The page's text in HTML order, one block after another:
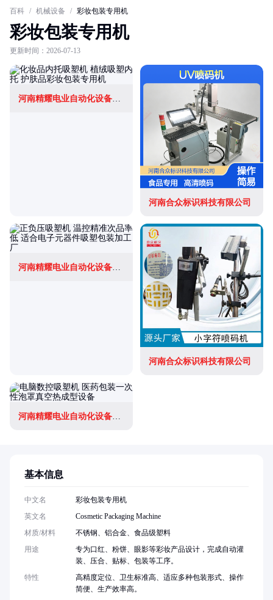
百科 / 机械设备 / 彩妆包装专用机
彩妆包装专用机
更新时间：2026-07-13
河南精耀电业自动化设备有限公司
河南合众标识科技有限公司
河南精耀电业自动化设备有限公司
河南合众标识科技有限公司
河南精耀电业自动化设备有限公司
基本信息
中文名
彩妆包装专用机
英文名
Cosmetic Packaging Machine
材质/材料
不锈钢、铝合金、食品级塑料
用途
专为口红、粉饼、眼影等彩妆产品设计，完成自动灌
装、压合、贴标、包装等工序。
特性
高精度定位、卫生标准高、适应多种包装形式、操作
简便、生产效率高。